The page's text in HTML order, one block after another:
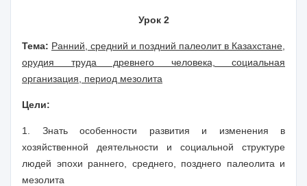
Урок 2
Тема: Ранний, средний и поздний палеолит в Казахстане,
орудия труда древнего человека, социальная
организация, период мезолита
Цели:
1. Знать особенности развития и изменения в
хозяйственной деятельности и социальной структуре
людей эпохи раннего, среднего, позднего палеолита и
мезолита